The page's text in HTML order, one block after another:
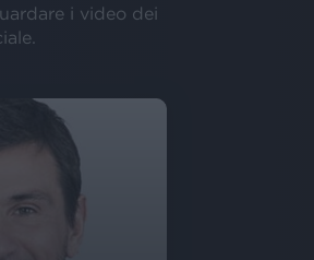
i video dei